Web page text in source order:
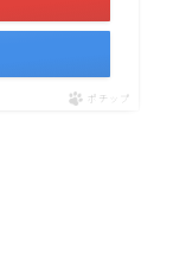
ポチップ